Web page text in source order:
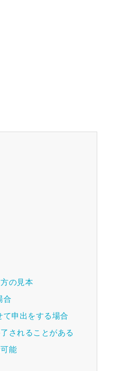
の見本
合
申出をする場合
されることがある
能